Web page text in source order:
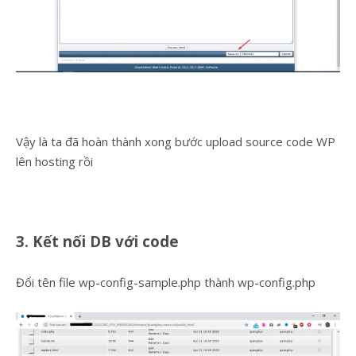
Vậy là ta đã hoàn thành xong bước upload source code WP
lên hosting rồi
3. Kết nối DB với code
Đổi tên file wp-config-sample.php thành wp-config.php